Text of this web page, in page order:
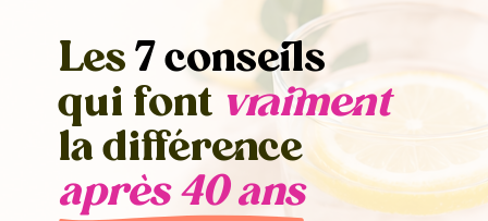
Les7 conseils
qui font vraiment
la différence
après 40 ans